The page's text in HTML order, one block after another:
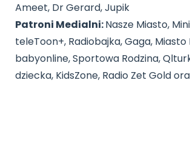
Ameet, Dr Gerard, Jupik
Patroni Medialni:Nasze Miasto,
teleToon+, Radiobajka, Gaga, Miasto
babyonline, Sportowa Rodzina,
dziecka, KidsZone, Radio Zet Gold